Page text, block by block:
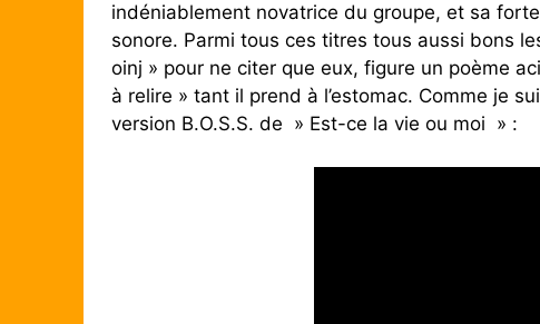
indéniablement novatrice du groupe, et sa
sonore. Parmi tous ces titres tous aussi bons
oinj » pour ne citer que eux, figure un poème
à relire » tant il prend à l’estomac. Comme je
version B.O.S.S. de » Est-ce la vie ou moi » :